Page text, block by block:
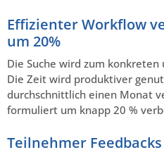
Effizienter Workflow
um 20%
Die Suche wird zum
Die Zeit wird produktiver
durchschnittlich einen Monat
formuliert um knapp 20 %
Teilnehmer